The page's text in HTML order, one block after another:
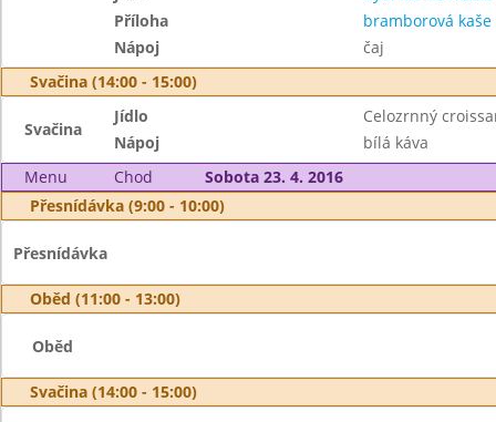
Příloha
bramborová kaše
Nápoj
čaj
Svačina (14:00 - 15:00)
Svačina
Jídlo
Celozrnný
Nápoj
bílá káva
Menu
Chod
Sobota 23. 4. 2016
Přesnídávka (9:00 - 10:00)
Přesnídávka
Oběd (11:00 - 13:00)
Oběd
Svačina (14:00 - 15:00)